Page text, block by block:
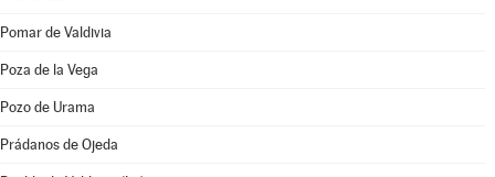
Pomar de Valdivia
Poza de la Vega
Pozo de Urama
Prádanos de Ojeda